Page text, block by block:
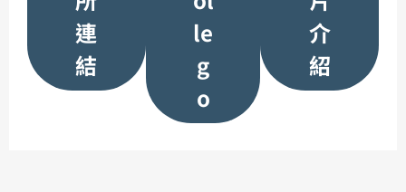
連
結
le
g
o
介
紹